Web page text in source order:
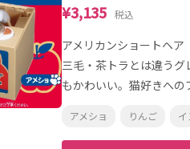
¥3,135 税込
アメリカンショートヘア
三毛・茶トラとは違う
もかわいい。猫好きへの
アメショ りんご